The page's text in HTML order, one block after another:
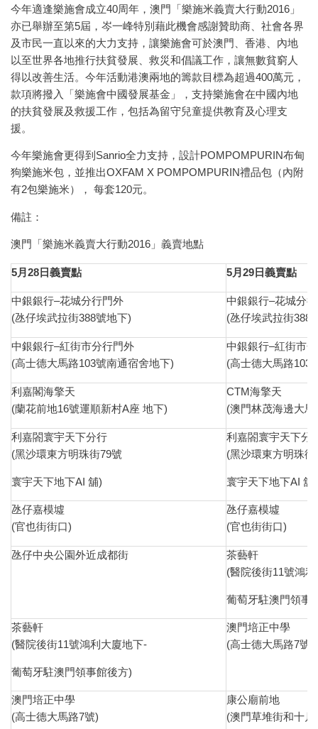
今年適逢樂施會成立40周年，澳門「樂施米義賣大行動2016」
亦已舉辦至第5屆，岑一峰特別藉此機會感謝贊助商、社會各界
及市民一直以來的大力支持，讓樂施會可於澳門、香港、內地
以至世界各地推行扶貧發展、救災和倡議工作，讓無數貧窮人
得以改善生活。今年活動港澳兩地的籌款目標為超過400萬元，
款項將撥入「樂施會中國發展基金」，支持樂施會在中國內地
的扶貧發展及救援工作，包括為留守兒童提供教育及心理支
援。
今年樂施會更得到Sanrio全力支持，設計POMPOMPURIN布甸
狗樂施米包，並推出OXFAM X POMPOMPURIN禮品包（內附
有2包樂施米）， 每套120元。
備註：
澳門「樂施米義賣大行動2016」義賣地點
5月 28 日義賣點 5月 29 日義賣點
中銀銀行–花城分行門外
(氹仔埃武拉街388號地下)
中銀銀行–花城分
(氹仔埃武拉街388
中銀銀行–紅街市分行門外
(高士德大馬路103號南通宿舍地下)
中銀銀行–紅街市
(高士德大馬路103
利嘉閣海擎天
(蘭花前地16號運順新村A座 地下)
CTM海擎天
(澳門林茂海邊大
利嘉閤寰宇天下分行
(黑沙環東方明珠街79號
寰宇天下地下AI 舖)
利嘉閤寰宇天下分
(黑沙環東方明珠街
寰宇天下地下AI 舖)
氹仔嘉模墟
(官也街街口)
氹仔嘉模墟
(官也街街口)
氹仔中央公園外近成都街
茶藝軒
(醫院後街11號鴻
葡萄牙駐澳門領事
茶藝軒
(醫院後街11號鴻利大廈地下-
葡萄牙駐澳門領事館後方)
澳門培正中學
(高士德大馬路7號)
澳門培正中學
(高士德大馬路7號)
康公廟前地
(澳門草堆街和十